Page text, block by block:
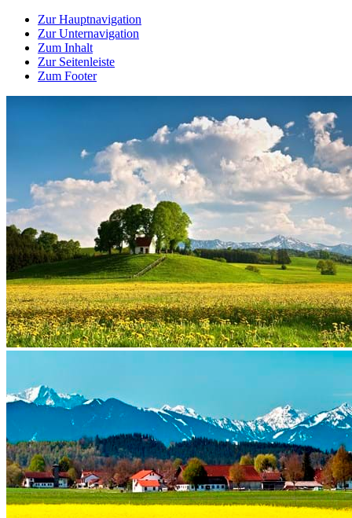
Zur Hauptnavigation
Zur Unternavigation
Zum Inhalt
Zur Seitenleiste
Zum Footer